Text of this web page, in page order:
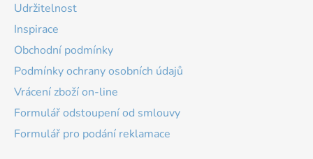
Udržitelnost
Inspirace
Obchodní podmínky
Podmínky ochrany osobních údajů
Vrácení zboží on-line
Formulář odstoupení od smlouvy
Formulář pro podání reklamace